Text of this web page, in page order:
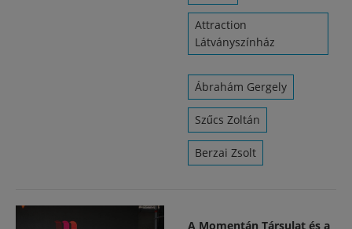
Attraction
Látványszínház
Ábrahám Gergely
Szűcs Zoltán
Berzai Zsolt
A Momentán Társulat és a